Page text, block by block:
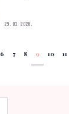
29. 03. 2026.
6 7 8 9 10 11